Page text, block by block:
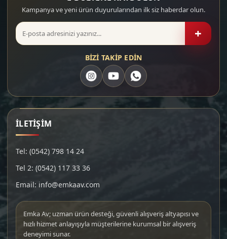
Kampanya ve yeni ürün duyurularından ilk siz haberdar olun.
+
BİZİ TAKİP EDİN
İLETİŞİM
Tel: (0542) 798 14 24
Tel 2: (0542) 117 33 36
Email: info@emkaav.com
Emka Av; uzman ürün desteği, güvenli alışveriş altyapısı ve
hızlı hizmet anlayışıyla müşterilerine kurumsal bir alışveriş
deneyimi sunar.